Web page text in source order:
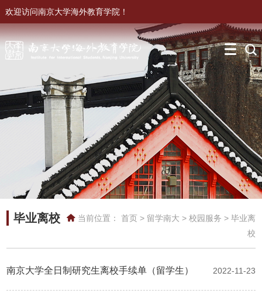
欢迎访问南京大学海外教育学院！
毕业离校 当前位置： 首页> 留学南大 > 校园服务 > 毕业离
校
南京大学全日制研究生离校手续单（留学生） 2022-11-23